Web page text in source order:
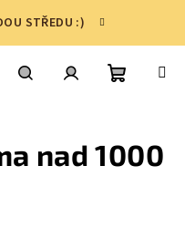
STŘEDU :)
košík
nad 1000